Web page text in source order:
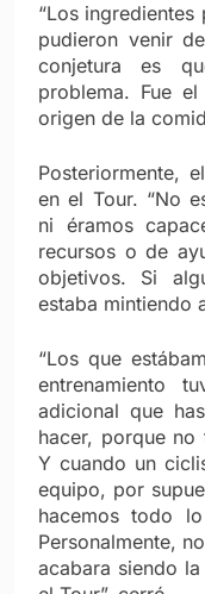
“Los
pudieron venir
conjetura es
problema. Fue
origen de la
Posteriormente,
en el Tour. “No
ni éramos
recursos o de
objetivos. Si
estaba mintiendo
“Los que
entrenamiento
adicional que
hacer, porque no
Y cuando un
equipo, por
hacemos todo
Personalmente,
acabara siendo